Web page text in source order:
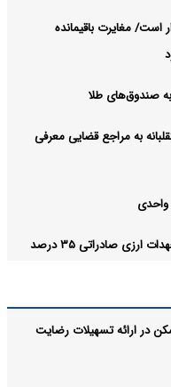
مغایرت‌ باقیمانده
به مراجع قضایی معرفی
کارت بازرگانی اجاره‌ای از عدم ایفای تعهدات ارزی صادراتی ۳۵ درصد
میلیارد ریال تسهیلات ازدواج در تیر ماه
در ارائه تسهیلات رضایت